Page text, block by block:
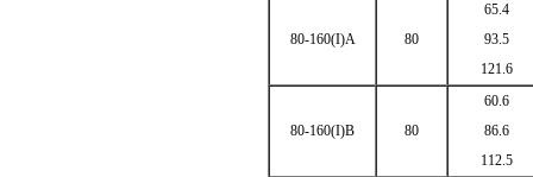
80-160(I)A 80
65.4
93.5
121.6
80-160(I)B 80
60.6
86.6
112.5